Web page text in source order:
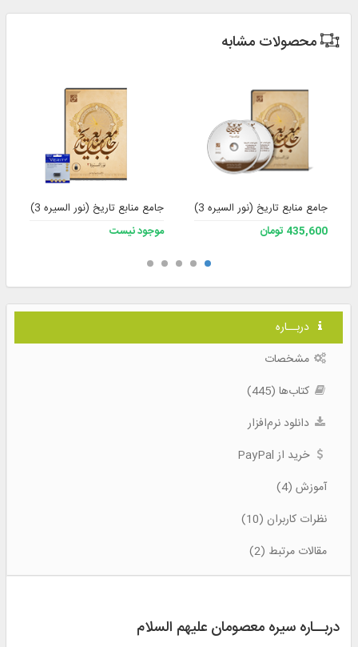
محصولات مشابه
جامع منابع تاریخ (نور السیره 3)
435,600 تومان
جامع منابع تاریخ (نور السیره 3) به همراه فلش
موجود نیست
دربــاره
مشخصات
کتاب‌ها (445)
دانلود نرم‌افزار
خرید از PayPal
آموزش (4)
نظرات کاربران (10)
مقالات مرتبط (2)
دربــاره سیره معصومان علیهم السلام